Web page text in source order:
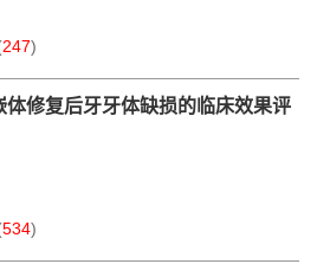
247)
体修复后牙牙体缺损的临床效果评
534)